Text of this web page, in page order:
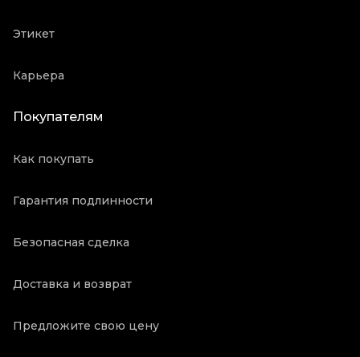
Этикет
Карьера
Покупателям
Как покупать
Гарантия подлинности
Безопасная сделка
Доставка и возврат
Предложите свою цену